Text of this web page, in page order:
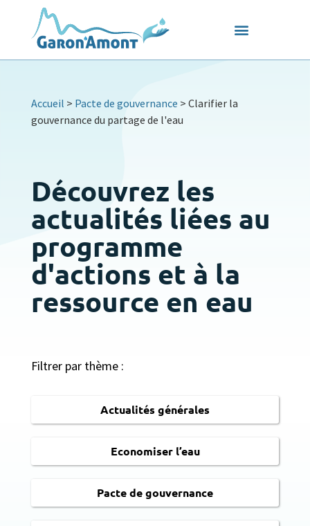
Accueil > Pacte de gouvernance > Clarifier la
gouvernance du partage de l'eau
Découvrez les
actualités liées au
programme
d'actions et à la
ressource en eau
Filtrer par thème :
Actualités générales
Economiser l’eau
Pacte de gouvernance